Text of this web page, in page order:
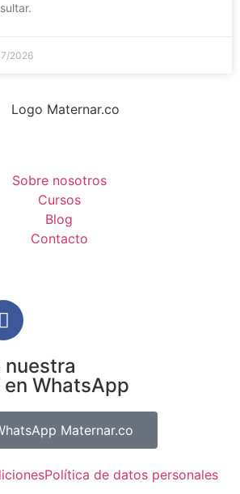
2026
Sobre nosotros
Cursos
Blog
Contacto
nuestra
WhatsApp
Maternar.co
Política de datos personales